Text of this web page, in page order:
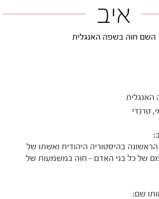
איב
השם חוה בשפה האנגלית
טרנדי
בהיסטוריה היהודית ואשתו של
של כל בני האדם - חוה במשמעות של
שם: